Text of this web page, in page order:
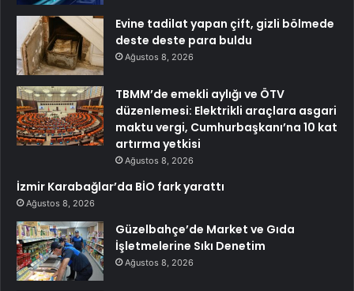
Evine tadilat yapan çift, gizli bölmede
deste deste para buldu
Ağustos 8, 2026
TBMM’de emekli aylığı ve ÖTV
düzenlemesi: Elektrikli araçlara asgari
maktu vergi, Cumhurbaşkanı’na 10 kat
artırma yetkisi
Ağustos 8, 2026
İzmir Karabağlar’da BİO fark yarattı
Ağustos 8, 2026
Güzelbahçe’de Market ve Gıda
İşletmelerine Sıkı Denetim
Ağustos 8, 2026